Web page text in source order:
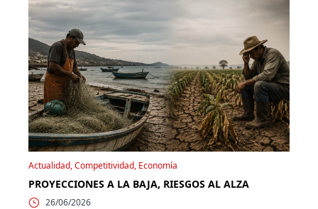
Actualidad, Competitividad, Economía
PROYECCIONES A LA BAJA, RIESGOS AL ALZA
26/06/2026